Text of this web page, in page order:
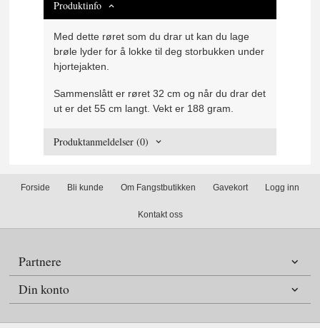
Produktinfo
Med dette røret som du drar ut kan du lage
brøle lyder for å lokke til deg storbukken under
hjortejakten.
Sammenslått er røret 32 cm og når du drar det
ut er det 55 cm langt. Vekt er 188 gram.
Produktanmeldelser (0)
Forside Bli kunde Om Fangstbutikken Gavekort Logg inn
Kontakt oss
Partnere
Din konto